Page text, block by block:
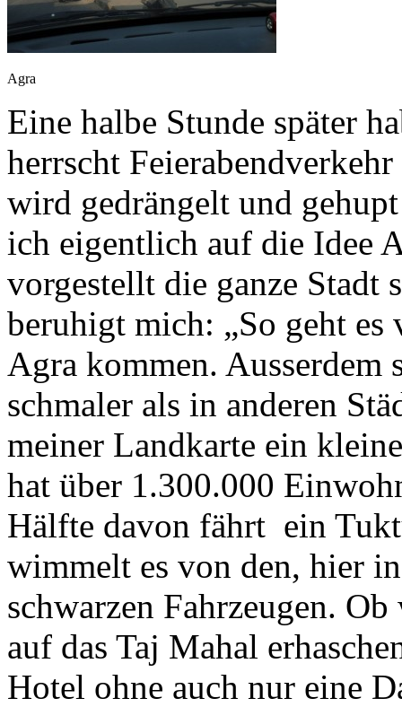
Agra
Eine halbe Stunde später
herrscht
wird gedrängelt und
ich eigentlich auf die Idee
vorgestellt die ganze Stadt
beruhigt mich: „So geht es
Agra kommen.
schmaler als in anderen
meiner Landkarte ein
hat über 1.300.000
Hälfte davon fährt ein
wimmelt es von den, hier
schwarzen Fahrzeugen.
auf das Taj Mahal
Hotel ohne auch nur eine